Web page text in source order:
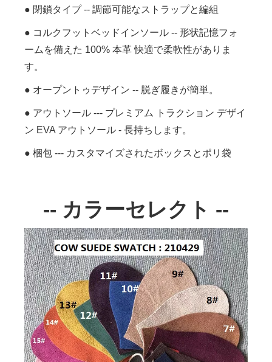
● 閉鎖タイプ -- 調節可能なストラップと編組
● コルクフットベッドインソール -- 形状記憶フォ
ームを備えた 100% 本革 快適で柔軟性がありま
す。
● オープントゥデザイン -- 脱ぎ履きが簡単。
● アウトソール --- プレミアム トラクション デザイ
ン EVA アウトソール - 長持ちします。
● 梱包 --- カスタマイズされたボックスとポリ袋
-- カラーセレクト --